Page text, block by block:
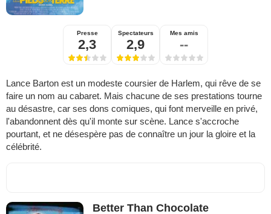
Presse
2,3
Spectateurs
2,9
Mes amis
--
Lance Barton est un modeste coursier de Harlem, qui rêve de se
faire un nom au cabaret. Mais chacune de ses prestations tourne
au désastre, car ses dons comiques, qui font merveille en privé,
l'abandonnent dès qu'il monte sur scène. Lance s'accroche
pourtant, et ne désespère pas de connaître un jour la gloire et la
célébrité.
Better Than Chocolate